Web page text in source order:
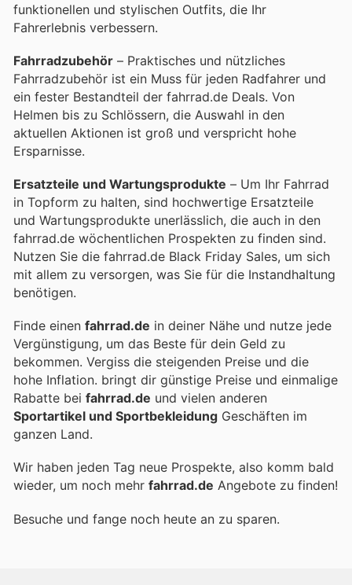
funktionellen und stylischen Outfits, die Ihr
Fahrerlebnis verbessern.
Fahrradzubehör – Praktisches und nützliches
Fahrradzubehör ist ein Muss für jeden Radfahrer und
ein fester Bestandteil der fahrrad.de Deals. Von
Helmen bis zu Schlössern, die Auswahl in den
aktuellen Aktionen ist groß und verspricht hohe
Ersparnisse.
Ersatzteile und Wartungsprodukte – Um Ihr Fahrrad
in Topform zu halten, sind hochwertige Ersatzteile
und Wartungsprodukte unerlässlich, die auch in den
fahrrad.de wöchentlichen Prospekten zu finden sind.
Nutzen Sie die fahrrad.de Black Friday Sales, um sich
mit allem zu versorgen, was Sie für die Instandhaltung
benötigen.
Finde einen fahrrad.de in deiner Nähe und nutze jede
Vergünstigung, um das Beste für dein Geld zu
bekommen. Vergiss die steigenden Preise und die
hohe Inflation. bringt dir günstige Preise und einmalige
Rabatte bei fahrrad.de und vielen anderen
Sportartikel und Sportbekleidung Geschäften im
ganzen Land.
Wir haben jeden Tag neue Prospekte, also komm bald
wieder, um noch mehr fahrrad.de Angebote zu finden!
Besuche und fange noch heute an zu sparen.